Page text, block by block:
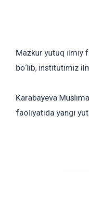
Mazkur yutuq ilmiy
bo‘lib, institutimiz
Karabayeva